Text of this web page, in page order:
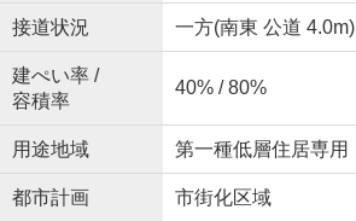
接道状況 一方(南東 公道 4.0m)
建ぺい率 /
容積率
40% / 80%
用途地域 第一種低層住居専用
都市計画 市街化区域